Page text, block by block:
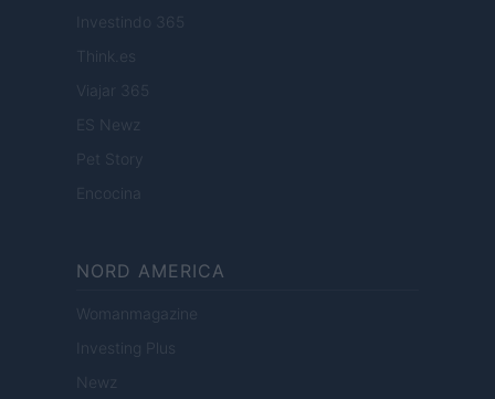
Investindo 365
Think.es
Viajar 365
ES Newz
Pet Story
Encocina
NORD AMERICA
Womanmagazine
Investing Plus
Newz